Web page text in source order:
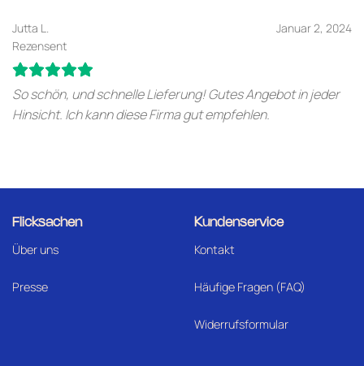
Jutta L.
Rezensent
Januar 2, 2024
So schön, und schnelle Lieferung! Gutes Angebot in jeder
Hinsicht. Ich kann diese Firma gut empfehlen.
Flicksachen
Über uns
Presse
Kundenservice
Kontakt
Häufige Fragen (FAQ)
Widerrufsformular